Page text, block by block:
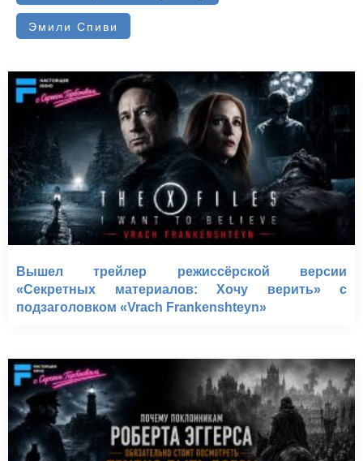
Эмили Спиви
Вышел трейлер режиссёрской версии
«Секретных материалов: Хочу верить» с
подзаголовком «Vrach Frankenshteyn»